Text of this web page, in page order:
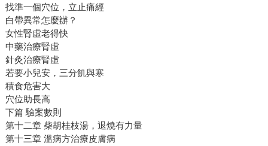
找準一個穴位，立止痛經
白帶異常怎麼辦？
女性腎虛老得快
中藥治療腎虛
針灸治療腎虛
若要小兒安，三分飢與寒
積食危害大
穴位助長高
下篇 驗案數則
第十二章 柴胡桂枝湯，退燒有力量
第十三章 溫病方治療皮膚病